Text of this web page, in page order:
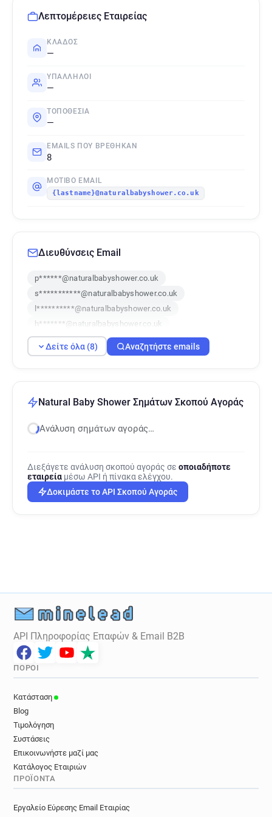
Λεπτομέρειες Εταιρείας
ΚΛΆΔΟΣ
—
ΥΠΆΛΛΗΛΟΙ
—
ΤΟΠΟΘΕΣΊΑ
—
EMAILS ΠΟΥ ΒΡΈΘΗΚΑΝ
8
ΜΟΤΊΒΟ EMAIL
{lastname}@naturalbabyshower.co.uk
Διευθύνσεις Email
p******@naturalbabyshower.co.uk
s***********@naturalbabyshower.co.uk
l**********@naturalbabyshower.co.uk
h*******@naturalbabyshower.co.uk
e*********@naturalbabyshower.co.uk
h***********@naturalbabyshower.co.uk
Δείτε όλα (8) Αναζητήστε emails
Natural Baby Shower Σημάτων Σκοπού Αγοράς
Ανάλυση σημάτων αγοράς…
Διεξάγετε ανάλυση σκοπού αγοράς σε οποιαδήποτε
εταιρεία μέσω API ή πίνακα ελέγχου.
Δοκιμάστε το API Σκοπού Αγοράς
API Πληροφορίας Επαφών & Email B2B
ΠΌΡΟΙ
Κατάσταση
Blog
Τιμολόγηση
Συστάσεις
Επικοινωνήστε μαζί μας
Κατάλογος Εταιριών
ΠΡΟΪΌΝΤΑ
Εργαλείο Εύρεσης Email Εταιρίας